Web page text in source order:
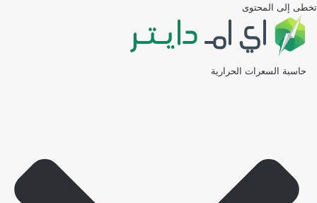
تخطى إلى المحتوى
حاسبة السعرات الحرارية